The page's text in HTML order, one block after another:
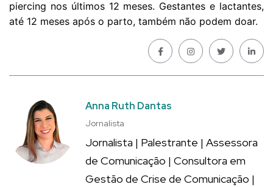
piercing nos últimos 12 meses. Gestantes e lactantes,
até 12 meses após o parto, também não podem doar.
Anna Ruth Dantas
Jornalista
Jornalista | Palestrante | Assessora
de Comunicação | Consultora em
Gestão de Crise de Comunicação |